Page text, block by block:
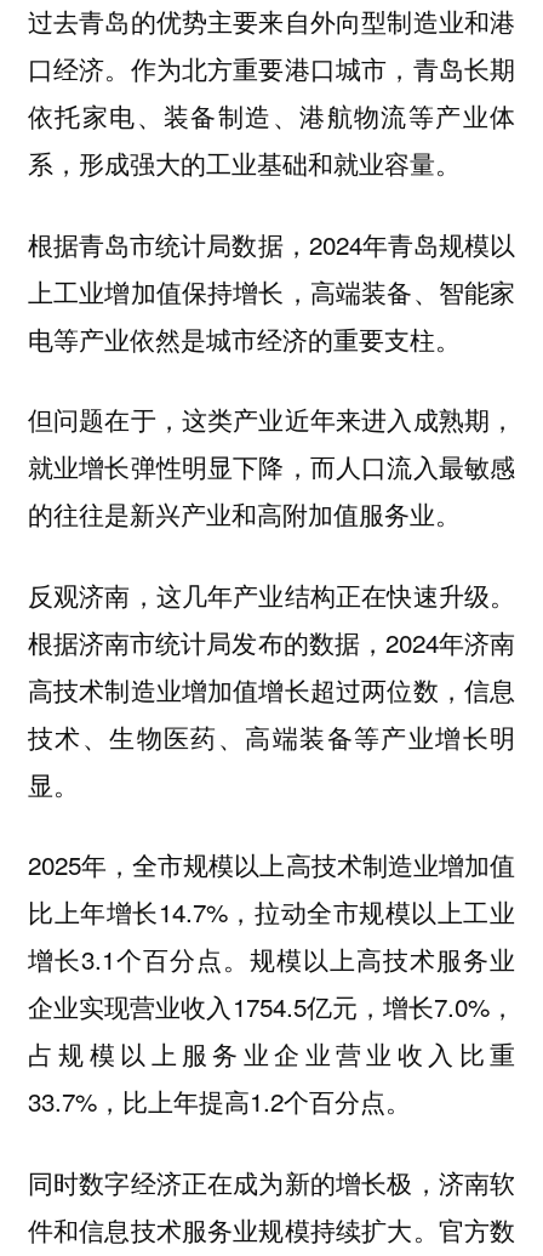
过去青岛的优势主要来自外向型制造业和港
口经济。作为北方重要港口城市，青岛长期
依托家电、装备制造、港航物流等产业体
系，形成强大的工业基础和就业容量。
根据青岛市统计局数据，2024年青岛规模以
上工业增加值保持增长，高端装备、智能家
电等产业依然是城市经济的重要支柱。
但问题在于，这类产业近年来进入成熟期，
就业增长弹性明显下降，而人口流入最敏感
的往往是新兴产业和高附加值服务业。
反观济南，这几年产业结构正在快速升级。
根据济南市统计局发布的数据，2024年济南
高技术制造业增加值增长超过两位数，信息
技术、生物医药、高端装备等产业增长明
显。
2025年，全市规模以上高技术制造业增加值
比上年增长14.7%，拉动全市规模以上工业
增长3.1个百分点。规模以上高技术服务业
企业实现营业收入1754.5亿元，增长7.0%，
占规模以上服务业企业营业收入比重
33.7%，比上年提高1.2个百分点。
同时数字经济正在成为新的增长极，济南软
件和信息技术服务业规模持续扩大。官方数